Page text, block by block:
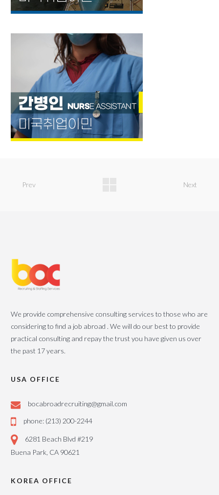
Prev Next
We provide comprehensive consulting services to those who are
considering to find a job abroad . We will do our best to provide
practical consulting and repay the trust you have given us over
the past 17 years.
USA OFFICE
bocabroadrecruiting@gmail.com
phone: (213) 200-2244
6281 Beach Blvd #219
Buena Park, CA 90621
KOREA OFFICE